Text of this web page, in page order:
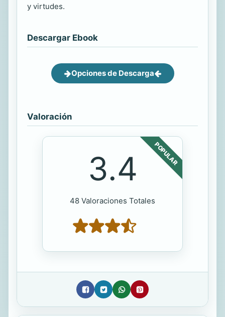
y virtudes.
Descargar Ebook
Opciones de Descarga
Valoración
POPULAR
3.4
48 Valoraciones Totales